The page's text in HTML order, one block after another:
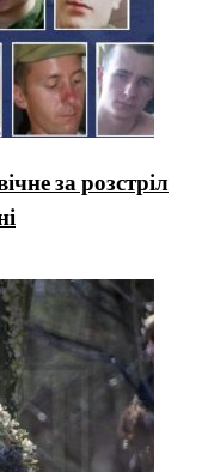
за розстріл